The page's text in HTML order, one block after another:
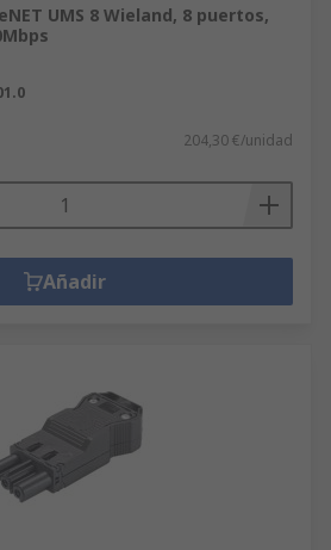
UMS 8 Wieland, 8 puertos,
204,30 €/unidad
Añadir